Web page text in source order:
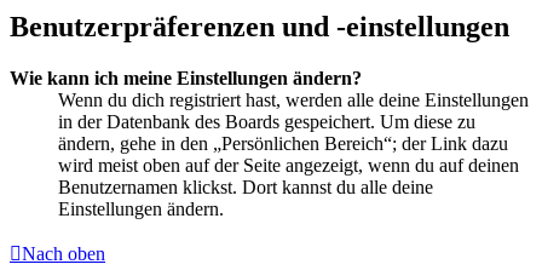
Benutzerpräferenzen und -einstellungen
Wie kann ich meine Einstellungen ändern?
Wenn du dich registriert hast, werden alle deine Einstellungen
in der Datenbank des Boards gespeichert. Um diese zu
ändern, gehe in den „Persönlichen Bereich“; der Link dazu
wird meist oben auf der Seite angezeigt, wenn du auf deinen
Benutzernamen klickst. Dort kannst du alle deine
Einstellungen ändern.
Nach oben